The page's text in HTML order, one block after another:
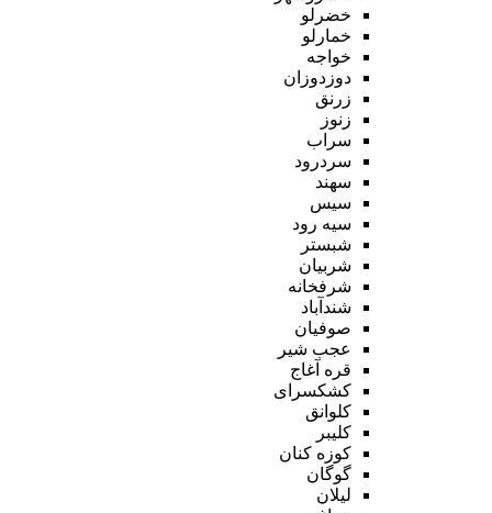
خضرلو
خمارلو
خواجه
دوزدوزان
زرنق
زنوز
سراب
سردرود
سهند
سیس
سیه رود
شبستر
شربیان
شرفخانه
شندآباد
صوفیان
عجب شیر
قره آغاج
کشکسرای
کلوانق
کلیبر
کوزه کنان
گوگان
لیلان